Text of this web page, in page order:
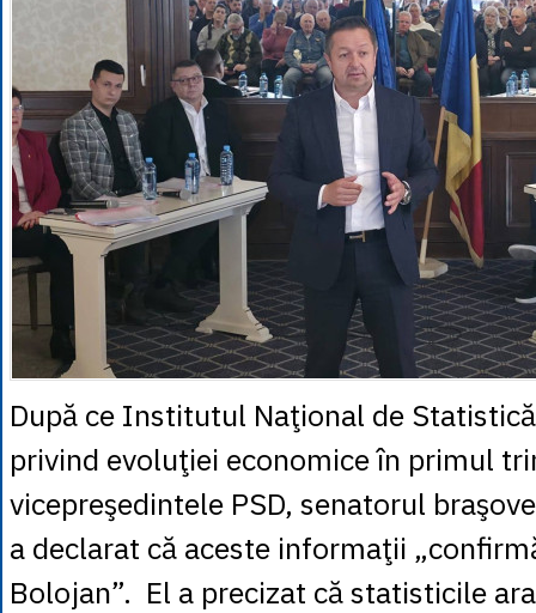
După ce Institutul Naţional de
privind evoluţiei economice în primul
vicepreşedintele PSD, senatorul
a declarat că aceste informaţii
Bolojan”. El a precizat că statisticile